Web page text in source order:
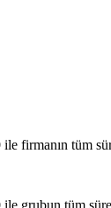
firmanın tüm
grubun tüm